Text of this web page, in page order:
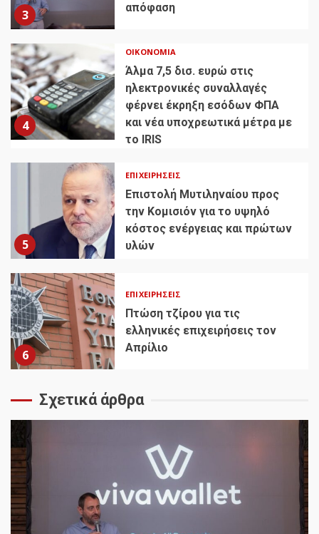
3
απόφαση
4
ΟΙΚΟΝΟΜΊΑ
Άλμα 7,5 δισ. ευρώ στις
ηλεκτρονικές συναλλαγές
φέρνει έκρηξη εσόδων ΦΠΑ
και νέα υποχρεωτικά μέτρα με
το IRIS
5
ΕΠΙΧΕΙΡΉΣΕΙΣ
Επιστολή Μυτιληναίου προς
την Κομισιόν για το υψηλό
κόστος ενέργειας και πρώτων
υλών
6
ΕΠΙΧΕΙΡΉΣΕΙΣ
Πτώση τζίρου για τις
ελληνικές επιχειρήσεις τον
Απρίλιο
Σχετικά άρθρα